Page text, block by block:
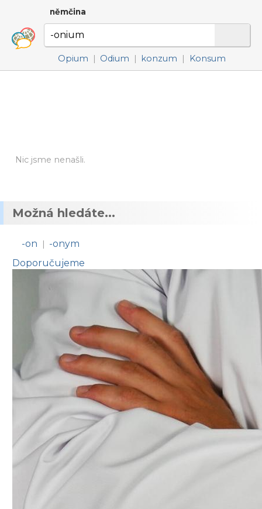
němčina
Opium | Odium | konzum | Konsum
Nic jsme nenašli.
Možná hledáte...
-on | -onym
Doporučujeme